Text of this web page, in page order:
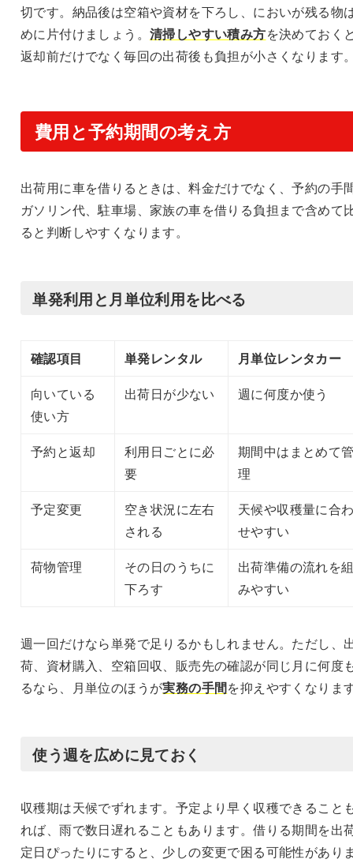
切です。納品後は空箱や資材を下ろし、においが残る物
めに片付けましょう。 清掃しやすい積み方を決めておく
返却前だけでなく毎回の出荷後も負担が小さくなります
費用と予約期間の考え方
出荷用に車を借りるときは、料金だけでなく、予約の手
ガソリン代、駐車場、家族の車を借りる負担まで含めて
ると判断しやすくなります。
単発利用と月単位利用を比べる
確認項目 単発レンタル
月単位レンタカー
向いている
使い方
出荷日が少ない 週に何度か使う
予約と返却
利用日ごとに必
要
期間中はまとめて
理
予定変更
空き状況に左右
される
天候や収穫量に合
せやすい
荷物管理
その日のうちに
下ろす
出荷準備の流れを
みやすい
週一回だけなら単発で足りるかもしれません。ただし、
荷、資材購入、空箱回収、販売先の確認が同じ月に何度
るなら、月単位のほうが実務の手間を抑えやすくなりま
使う週を広めに見ておく
収穫期は天候でずれます。予定より早く収穫できること
れば、雨で数日遅れることもあります。借りる期間を出
定日ぴったりにすると、少しの変更で困る可能性があり